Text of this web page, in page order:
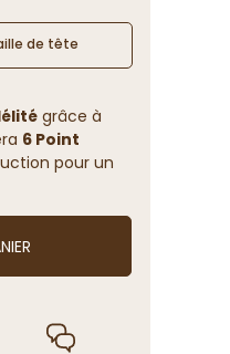
de tête
grâce à
6 Point
pour un